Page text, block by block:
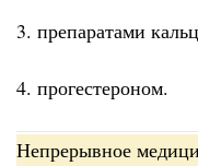
3. препаратами
4. прогестероном.
Непрерывное